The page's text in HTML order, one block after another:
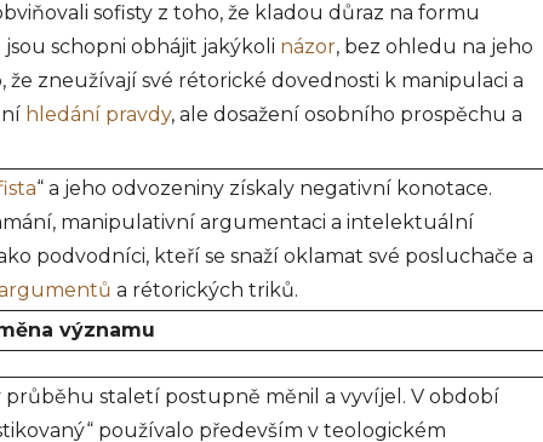
sofisty z toho, že kladou důraz na formu
schopni obhájit jakýkoli názor, bez ohledu na jeho
že zneužívají své rétorické dovednosti k manipulaci a
hledání pravdy, ale dosažení osobního prospěchu a
“ a jeho odvozeniny získaly negativní konotace.
manipulativní argumentaci a intelektuální
podvodníci, kteří se snaží oklamat své posluchače a
a rétorických triků.
významu
průběhu staletí postupně měnil a vyvíjel. V období
používalo především v teologickém